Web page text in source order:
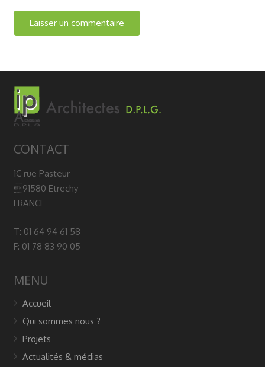
CONTACT
1C rue Pasteur
91580 Etrechy
FRANCE
T: 01 64 94 61 58
F: 01 78 83 90 05
MENU
Accueil
Qui sommes nous ?
Projets
Actualités & médias